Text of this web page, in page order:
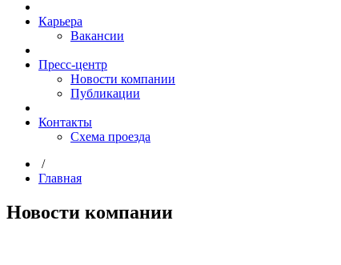
Карьера
Вакансии
Пресс-центр
Новости компании
Публикации
Контакты
Схема проезда
/
Главная
Новости компании